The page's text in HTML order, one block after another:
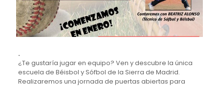
.
¿Te gustaría jugar en equipo? Ven y descubre la única
escuela de Béisbol y Sófbol de la Sierra de Madrid.
Realizaremos una jornada de puertas abiertas para